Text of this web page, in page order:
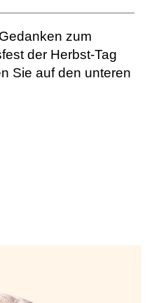
zum
der Herbst-Tag
Sie auf den unteren